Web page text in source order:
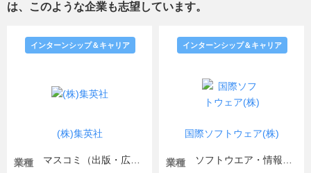
は、このような企業も志望しています。
(株)集英社
インターンシップ＆キャリア
業種
国際ソフトウェア(株)
インターンシップ＆キャリア
業種